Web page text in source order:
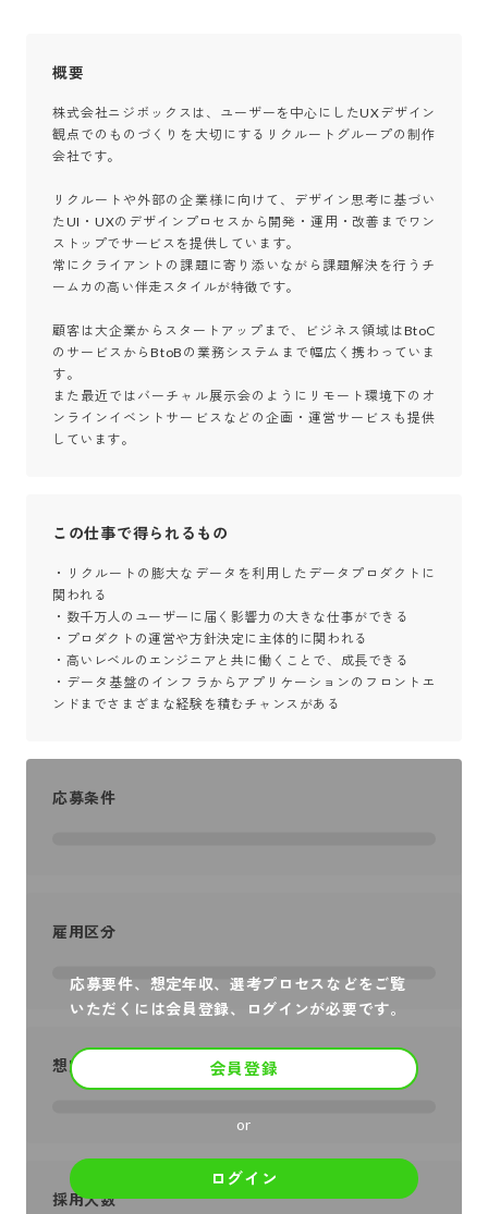
概要
株式会社ニジボックスは、ユーザーを中心にしたUXデザイン
観点でのものづくりを大切にするリクルートグループの制作
会社です。
リクルートや外部の企業様に向けて、デザイン思考に基づい
たUI・UXのデザインプロセスから開発・運用・改善までワン
ストップでサービスを提供しています。
常にクライアントの課題に寄り添いながら課題解決を行うチ
ームカの高い伴走スタイルが特徴です。
顧客は大企業からスタートアップまで、ビジネス領域はBtoC
のサービスからBtoBの業務システムまで幅広く携わっていま
す。
また最近ではバーチャル展示会のようにリモート環境下のオ
ンラインイベントサービスなどの企画・運営サービスも提供
しています。
この仕事で得られるもの
・リクルートの膨大なデータを利用したデータプロダクトに
関われる
・数千万人のユーザーに届く影響力の大きな仕事ができる
・プロダクトの運営や方針決定に主体的に関われる
・高いレベルのエンジニアと共に働くことで、成長できる
・データ基盤のインフラからアプリケーションのフロントエ
ンドまでさまざまな経験を積むチャンスがある
応募要件、想定年収、選考プロセスなどをご覧
いただくには会員登録、ログインが必要です。
会員登録
or
ログイン
応募条件
雇用区分
想定年収
採用人数